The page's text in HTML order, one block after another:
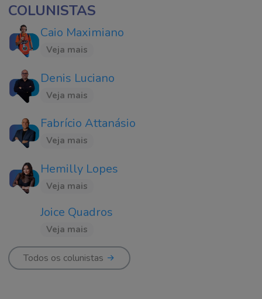
COLUNISTAS
Caio Maximiano
Veja mais
Denis Luciano
Veja mais
Fabrício Attanásio
Veja mais
Hemilly Lopes
Veja mais
Joice Quadros
Veja mais
Todos os colunistas